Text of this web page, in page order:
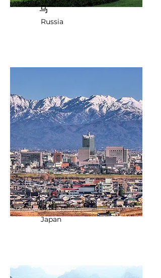
马
Russia
富山
Japan